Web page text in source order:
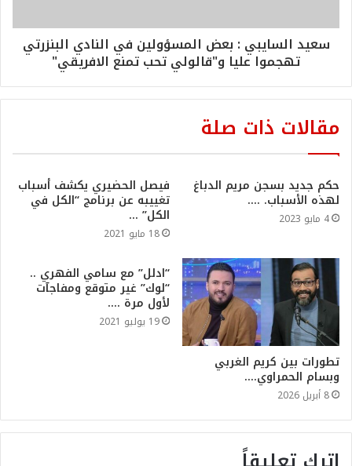
سعيد السايبي : بعض المسؤولين في النادي البنزرتي
تهجموا عليا و"قالولي تحب تمنع الافريقي"
مقالات ذات صلة
حكم جديد بسجن مريم الدباغ
لهذه الأسباب. ….
4 مايو 2023
فيصل الحضيري يكشف أسباب
تغييبه عن برنامج “الكل في
الكل” …
18 مايو 2021
تطورات بين كريم الغربي
وبسام الحمراوي….
8 أبريل 2026
“ادلل” مع سامي الفهري ..
“لوك” غير متوقع ومفاجآت
لأول مرة ….
19 يوليو 2021